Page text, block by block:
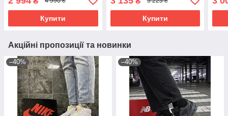
Купити Купити
Акційні пропозиції та новинки
–40% –40%